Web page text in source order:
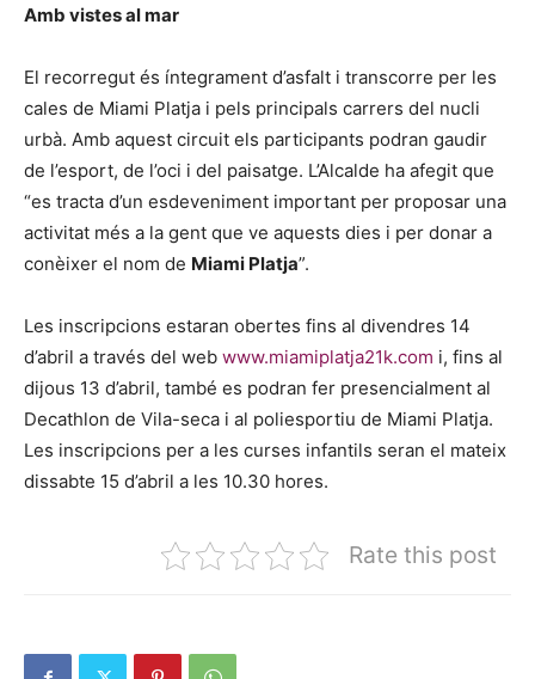
Amb vistes al mar
El recorregut és íntegrament d’asfalt i transcorre per les
cales de Miami Platja i pels principals carrers del nucli
urbà. Amb aquest circuit els participants podran gaudir
de l’esport, de l’oci i del paisatge. L’Alcalde ha afegit que
“es tracta d’un esdeveniment important per proposar una
activitat més a la gent que ve aquests dies i per donar a
conèixer el nom de Miami Platja”.
Les inscripcions estaran obertes fins al divendres 14
d’abril a través del web www.miamiplatja21k.com i, fins al
dijous 13 d’abril, també es podran fer presencialment al
Decathlon de Vila-seca i al poliesportiu de Miami Platja.
Les inscripcions per a les curses infantils seran el mateix
dissabte 15 d’abril a les 10.30 hores.
Rate this post